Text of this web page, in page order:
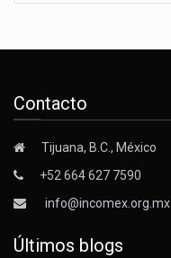
Contacto
Tijuana, B.C., México
+52 664 627 7590
info@incomex.org.mx
Últimos blogs